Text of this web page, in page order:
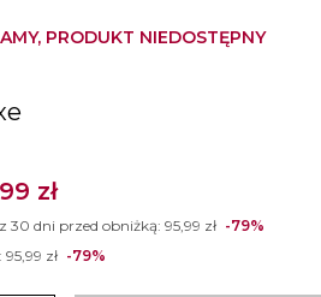
PRODUKT NIEDOSTĘPNY
zł
30 dni przed obniżką:95,99 zł -79%
95,99 zł -79%